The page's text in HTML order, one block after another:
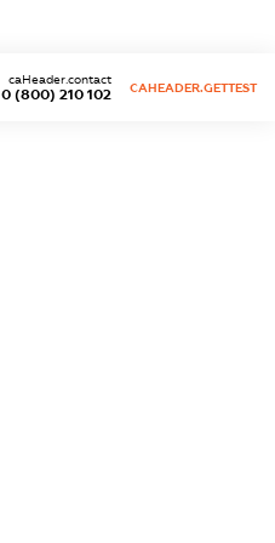
0 (800) 210 102
caHeader.contact
CAHEADER.GETTEST